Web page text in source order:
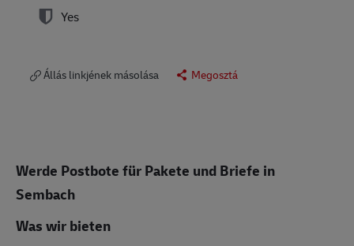
Yes
Állás linkjének másolása Megosztá
Werde Postbote für Pakete und Briefe in
Sembach
Was wir bieten